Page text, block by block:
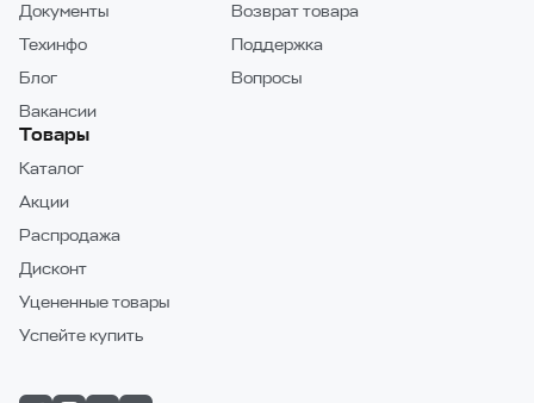
Документы
Техинфо
Блог
Вакансии
Возврат товара
Поддержка
Вопросы
Товары
Каталог
Акции
Распродажа
Дисконт
Уцененные товары
Успейте купить